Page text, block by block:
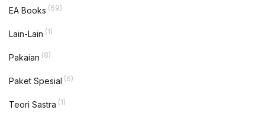
EA Books (69)
Lain-Lain (1)
Pakaian (8)
Paket Spesial (6)
Teori Sastra (1)